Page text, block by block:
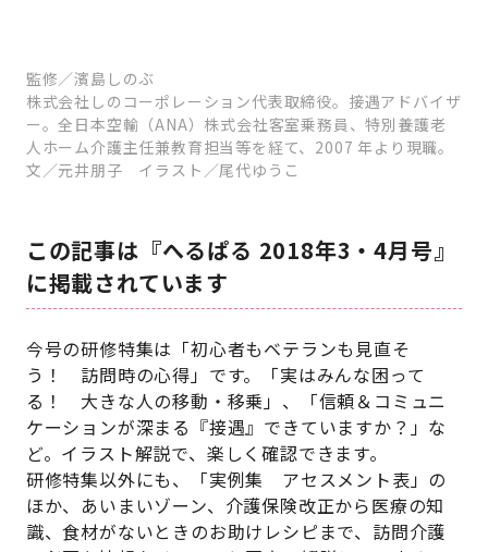
監修／濱島しのぶ
株式会社しのコーポレーション代表取締役。接遇アドバイザ
ー。全日本空輸（ANA）株式会社客室乗務員、特別養護老
人ホーム介護主任兼教育担当等を経て、2007 年より現職。
文／元井朋子 イラスト／尾代ゆうこ
この記事は『へるぱる 2018年3・4月号』
に掲載されています
今号の研修特集は「初心者もベテランも見直そ
う！ 訪問時の心得」です。「実はみんな困って
る！ 大きな人の移動・移乗」、「信頼＆コミュニ
ケーションが深まる『接遇』できていますか？」な
ど。イラスト解説で、楽しく確認できます。
研修特集以外にも、「実例集 アセスメント表」の
ほか、あいまいゾーン、介護保険改正から医療の知
識、食材がないときのお助けレシピまで、訪問介護